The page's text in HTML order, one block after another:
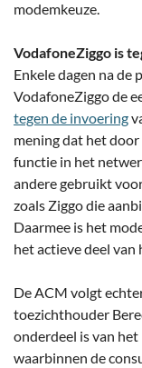
modemkeuze.
VodafoneZiggo is
Enkele dagen na de
VodafoneZiggo de
tegen de invoering
mening dat het
functie in het
andere gebruikt
zoals Ziggo die
Daarmee is het
het actieve deel van
De ACM volgt
toezichthouder
onderdeel is van
waarbinnen de